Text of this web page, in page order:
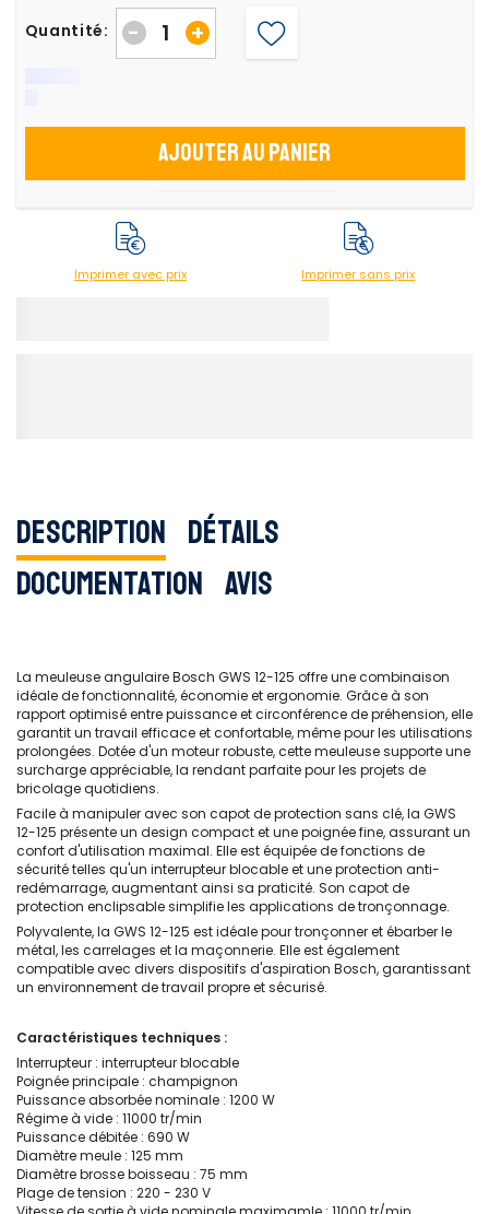
Quantité: +
-
Ajouter au panier
Imprimer avec prix Imprimer sans prix
Description Détails
Documentation Avis
La meuleuse angulaire Bosch GWS 12-125 offre une combinaison
idéale de fonctionnalité, économie et ergonomie. Grâce à son
rapport optimisé entre puissance et circonférence de préhension, elle
garantit un travail efficace et confortable, même pour les utilisations
prolongées. Dotée d'un moteur robuste, cette meuleuse supporte une
surcharge appréciable, la rendant parfaite pour les projets de
bricolage quotidiens.
Facile à manipuler avec son capot de protection sans clé, la GWS
12-125 présente un design compact et une poignée fine, assurant un
confort d'utilisation maximal. Elle est équipée de fonctions de
sécurité telles qu'un interrupteur blocable et une protection anti-
redémarrage, augmentant ainsi sa praticité. Son capot de
protection enclipsable simplifie les applications de tronçonnage.
Polyvalente, la GWS 12-125 est idéale pour tronçonner et ébarber le
métal, les carrelages et la maçonnerie. Elle est également
compatible avec divers dispositifs d'aspiration Bosch, garantissant
un environnement de travail propre et sécurisé.
Caractéristiques techniques :
Interrupteur : interrupteur blocable
Poignée principale : champignon
Puissance absorbée nominale : 1200 W
Régime à vide : 11000 tr/min
Puissance débitée : 690 W
Diamètre meule : 125 mm
Diamètre brosse boisseau : 75 mm
Plage de tension : 220 - 230 V